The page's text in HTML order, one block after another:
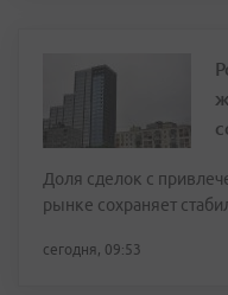
Доля сделок с
рынке сохраняет
сегодня, 09:53